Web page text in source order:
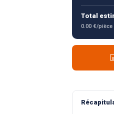
Total
0.00 €/pièce